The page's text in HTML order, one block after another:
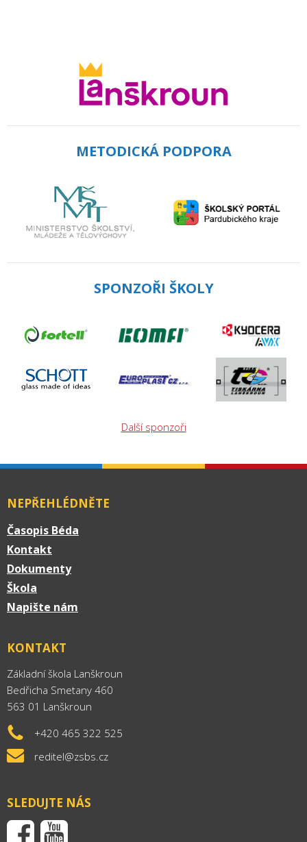
METODICKÁ PODPORA
SPONZOŘI ŠKOLY
Další sponzoři
NEPŘEHLÉDNĚTE
Časopis Béda
Kontakt
Dokumenty
Škola
Napište nám
KONTAKT
Základní škola Lanškroun
Bedřicha Smetany 460
563 01 Lanškroun
+420 465 322 525
reditel@zsbs.cz
SLEDUJTE NÁS